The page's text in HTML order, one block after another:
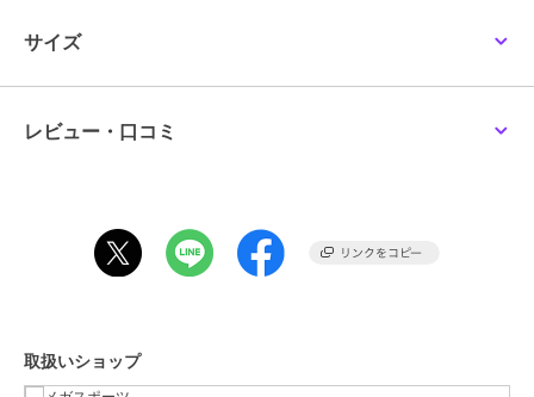
ベトナム
サイズ
レビュー・口コミ
取扱いショップ